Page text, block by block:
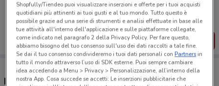
Puoi trovare le migliori offerte dei negozi vicino a te,
salvarle e creare la tua lista del risparmio, comodamente
dal tuo cellulare.
SCARICA L’APP
Negozi Vodafone e orari
Shopfully/Tiendeo puoi visualizzare inserzioni e offerte per i tuoi acquisti
quotidiani più attinenti ai tuoi gusti e al tuo mondo. Tutto questo è
possibile grazie ad una serie di strumenti e analisi effettuate in base alle
tue attività all'interno dell'applicazione e sulle piattaforme collegate,
come indicato nel paragrafo 2 della Privacy Policy. Per fare questo,
abbiamo bisogno del tuo consenso sull'uso dei dati raccolti a tale fine.
Se dai il tuo consenso condivideremo i tuoi dati personali conPartnersin
tutto il mondo attraverso l’uso di SDK esterne. Puoi sempre cambiare
idea accedendo a Menu > Privacy > Personalizzazione, all’interno della
nostra App. Cosa succede se accetti: Le inserzioni pubblicitarie che